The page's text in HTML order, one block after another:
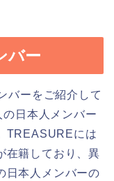
バー
バーをご紹介して
日本人メンバー
TREASUREには
在籍しており、異
日本人メンバーの